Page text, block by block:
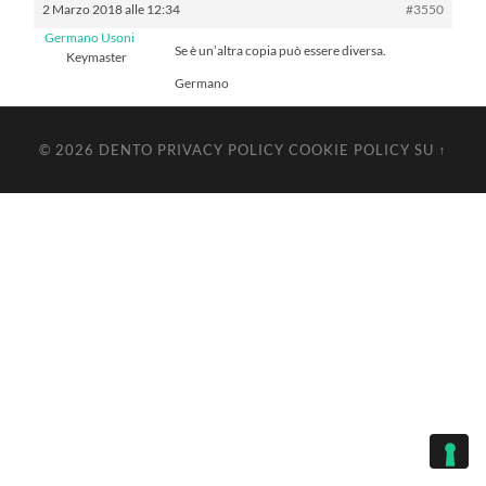
2 Marzo 2018 alle 12:34
#3550
Germano Usoni
Keymaster
Se è un’altra copia può essere diversa.
Germano
© 2026 DENTO PRIVACY POLICY COOKIE POLICY SU ↑